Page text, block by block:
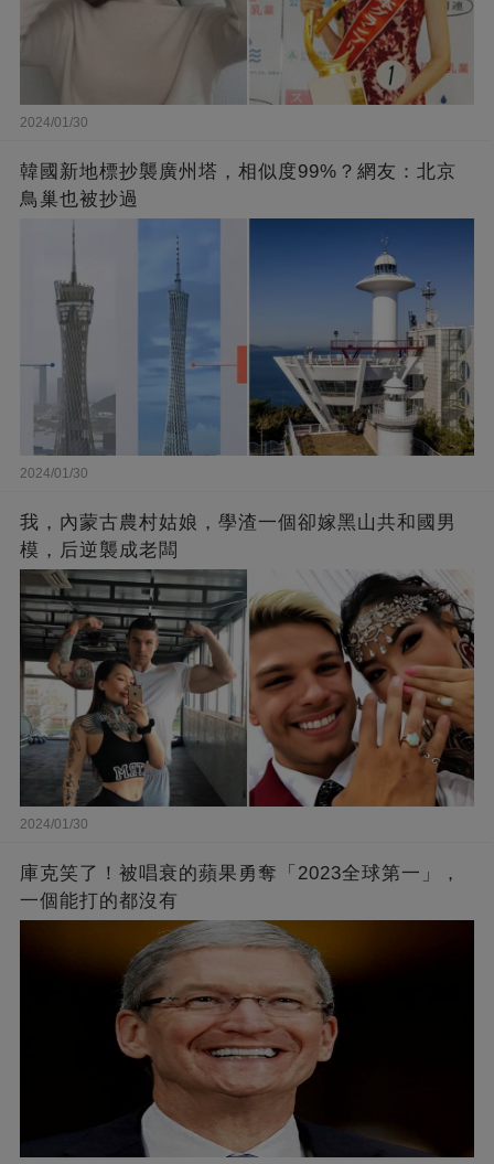
2024/01/30
韓國新地標抄襲廣州塔，相似度99%？網友：北京
鳥巢也被抄過
2024/01/30
我，內蒙古農村姑娘，學渣一個卻嫁黑山共和國男
模，后逆襲成老闆
2024/01/30
庫克笑了！被唱衰的蘋果勇奪「2023全球第一」，
一個能打的都沒有